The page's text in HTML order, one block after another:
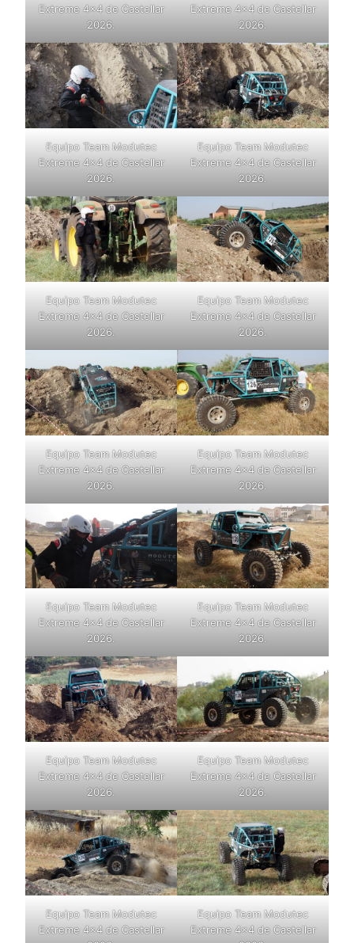
Extreme 4×4 de Castellar
2026.
Extreme 4×4 de Castellar
2026.
Equipo Team Modutec
Extreme 4×4 de Castellar
2026.
Equipo Team Modutec
Extreme 4×4 de Castellar
2026.
Equipo Team Modutec
Extreme 4×4 de Castellar
2026.
Equipo Team Modutec
Extreme 4×4 de Castellar
2026.
Equipo Team Modutec
Extreme 4×4 de Castellar
2026.
Equipo Team Modutec
Extreme 4×4 de Castellar
2026.
Equipo Team Modutec
Extreme 4×4 de Castellar
2026.
Equipo Team Modutec
Extreme 4×4 de Castellar
2026.
Equipo Team Modutec
Extreme 4×4 de Castellar
2026.
Equipo Team Modutec
Extreme 4×4 de Castellar
2026.
Equipo Team Modutec
Extreme 4×4 de Castellar
Equipo Team Modutec
Extreme 4×4 de Castellar